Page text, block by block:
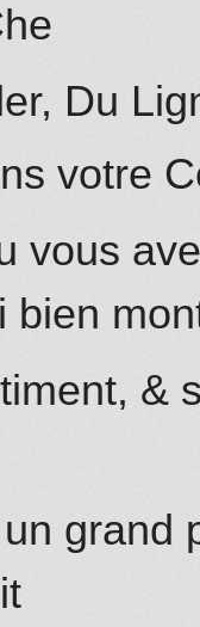
Du
votre
vous
bien
&
grand